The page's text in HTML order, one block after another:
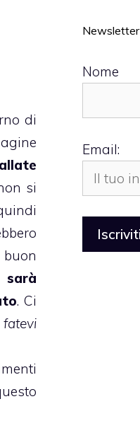
di
si
buon
sarà
. Ci
Newsletter
Nome
Email: